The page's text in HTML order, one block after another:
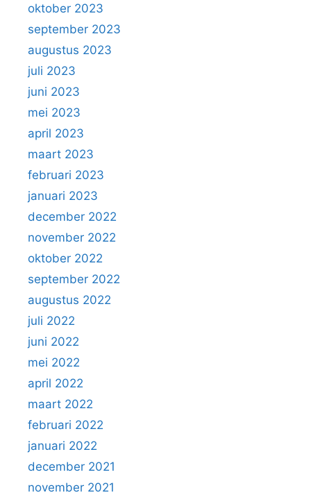
oktober 2023
september 2023
augustus 2023
juli 2023
juni 2023
mei 2023
april 2023
maart 2023
februari 2023
januari 2023
december 2022
november 2022
oktober 2022
september 2022
augustus 2022
juli 2022
juni 2022
mei 2022
april 2022
maart 2022
februari 2022
januari 2022
december 2021
november 2021